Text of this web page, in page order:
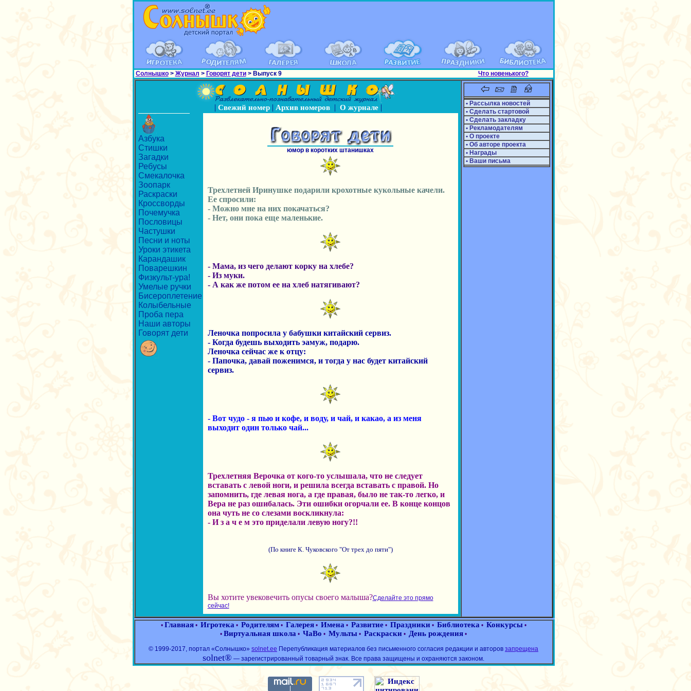
Солнышко> Журнал > Говорят дети> Выпуск 9 Что новенького?
| Свежий номер| Архив номеров| О журнале|
Азбука
Стишки
Загадки
Ребусы
Смекалочка
Зоопарк
Раскраски
Кроссворды
Почемучка
Пословицы
Частушки
Песни и ноты
Уроки этикета
Карандашик
Поварешкин
Физкульт-ура!
Умелые ручки
Бисероплетение
Колыбельные
Проба пера
Наши авторы
Говорят дети
юмор в коротких штанишках
Трехлетней Иринушке подарили крохотные кукольные качели.
Ее спросили:
- Можно мне на них покачаться?
- Нет, они пока еще маленькие.
- Мама, из чего делают корку на хлебе?
- Из муки.
- А как же потом ее на хлеб натягивают?
Леночка попросила у бабушки китайский сервиз.
- Когда будешь выходить эамуж, подарю.
Леночка сейчас же к отцу:
- Папочка, давай поженимся, и тогда у нас будет китайский
сервиз.
- Вот чудо - я пью и кофе, и воду, и чай, и какао, а из меня
выходит один только чай...
Трехлетняя Верочка от кого-то услышала, что не следует
вставать с левой ноги, и решила всегда вставать с правой. Но
запомнить, где левая нога, а где правая, было не так-то легко, и
Вера не раз ошибалась. Эти ошибки огорчали ее. В конце концов
она чуть не со слезами воскликнула:
- И з а ч е м это приделали левую ногу?!!
(По книге К. Чуковского "От трех до пяти")
Вы хотите увековечить опусы своего малыша?Сделайте это прямо
сейчас!
• Рассылка новостей
• Сделать стартовой
• Сделать закладку
• Рекламодателям
• О проекте
• Об авторе проекта
• Награды
• Ваши письма
• Главная• Игротека• Родителям• Галерея• Имена• Развитие• Праздники • Библиотека• Конкурсы•
• Виртуальная школа • ЧаВо • Мульты • Раскраски • День рождения •
© 1999-2017, портал «Солнышко» solnet.ee Перепубликация материалов без письменного согласия редакции и авторов запрещена
solnet® — зарегистрированный товарный знак. Все права защищены и охраняются законом.